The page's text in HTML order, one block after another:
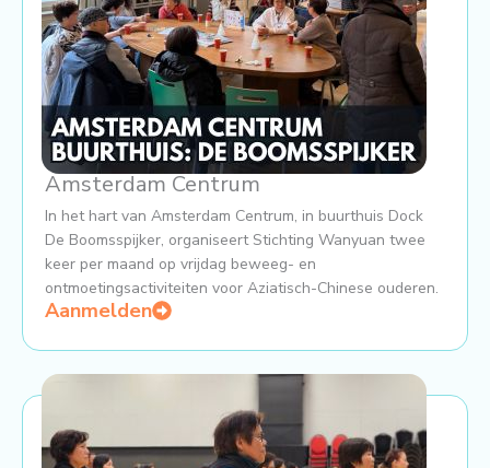
Amsterdam Centrum
In het hart van Amsterdam Centrum, in buurthuis Dock
De Boomsspijker, organiseert Stichting Wanyuan twee
keer per maand op vrijdag beweeg- en
ontmoetingsactiviteiten voor Aziatisch-Chinese ouderen.
Aanmelden